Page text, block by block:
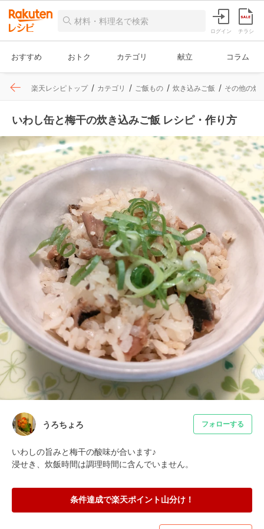
ログイン チラシ
おすすめ おトク カテゴリ 献立 コラム
楽天レシピトップ カテゴリ ご飯もの 炊き込みご飯 その他の炊
いわし缶と梅干の炊き込みご飯 レシピ・作り方
うろちょろ フォローする
いわしの旨みと梅干の酸味が合います♪
浸せき、炊飯時間は調理時間に含んでいません。
条件達成で楽天ポイント山分け！